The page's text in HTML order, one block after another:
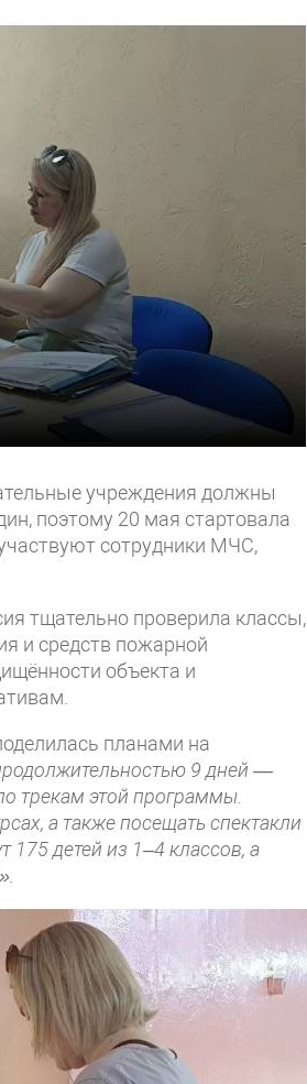
учреждения должны
поэтому 20 мая стартовала
сотрудники МЧС,
тщательно проверила классы,
и средств пожарной
объекта и
планами на
9 дней —
трекам этой программы.
а также посещать спектакли
175 детей из 1–4 классов, а